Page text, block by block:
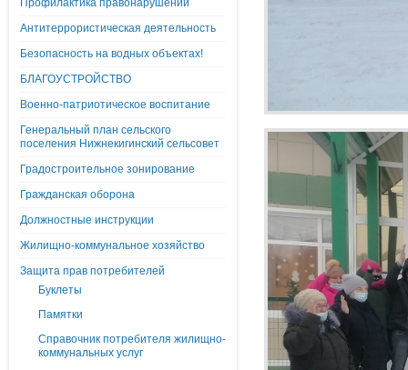
Профилактика правонарушений
Антитеррористическая деятельность
Безопасность на водных объектах!
БЛАГОУСТРОЙСТВО
Военно-патриотическое воспитание
Генеральный план сельского
поселения Нижнекигинский сельсовет
Градостроительное зонирование
Гражданская оборона
Должностные инструкции
Жилищно-коммунальное хозяйство
Защита прав потребителей
Буклеты
Памятки
Справочник потребителя жилищно-
коммунальных услуг